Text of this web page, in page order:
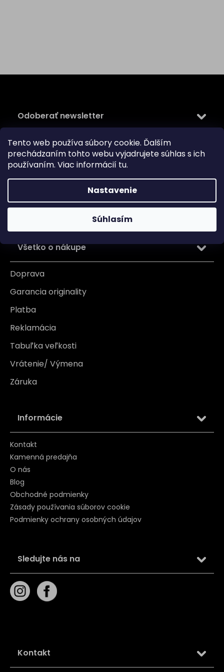
Tento web používa súbory cookie. Ďalším
prechádzaním tohto webu vyjadrujete súhlas s ich
používaním. Viac informácií tu.
Nastavenie
Súhlasím
i
Odoberať newsletter
Vložte svoj e-mail a my Vám budeme zasielať informácie
o nových produktoch na našom e-shope.
Vložením e-mailu súhlasíte spodmienkami ochrany
PRIHLÁSIŤ SA
Všetko o nákupe
Doprava
Garancia originality
Platba
Reklamácia
Tabuľka veľkosti
Vrátenie/ Výmena
Záruka
Informácie
Kontakt
Kamenná predajňa
O nás
Blog
Obchodné podmienky
Zásady používania súborov cookie
Podmienky ochrany osobných údajov
Sledujte nás na
Kontakt